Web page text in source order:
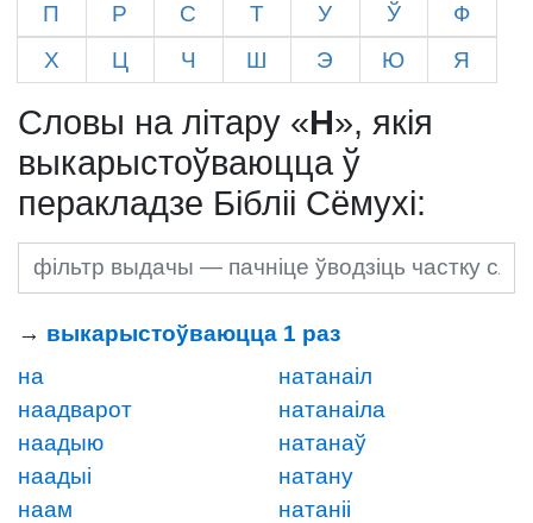
П
Р С Т У Ў
Ф
Х
Ц Ч Ш Э Ю Я
Словы на літару «Н», якія
выкарыстоўваюцца ў
перакладзе Бібліі Сёмухі:
→ выкарыстоўваюцца 1 раз
на
наадварот
наадыю
наадыі
наам
натанаіл
натанаіла
натанаў
натану
натаніі